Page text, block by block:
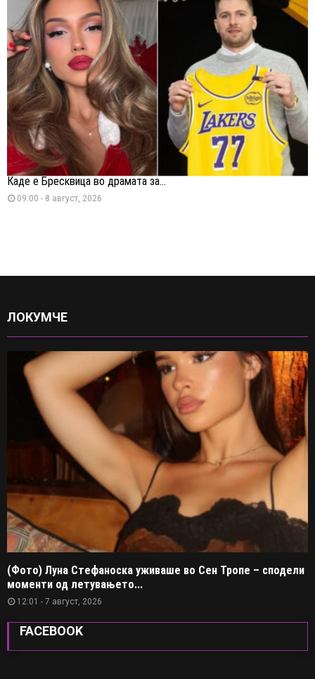
Каде е Бресквица во драмата за...
09:00 - 8 август, 2026
ЛОКУМЧЕ
(Фото) Луна Стефаноска уживаше во Сен Тропе – сподели
моменти од летувањето...
12:01 - 7 август, 2026
FACEBOOK